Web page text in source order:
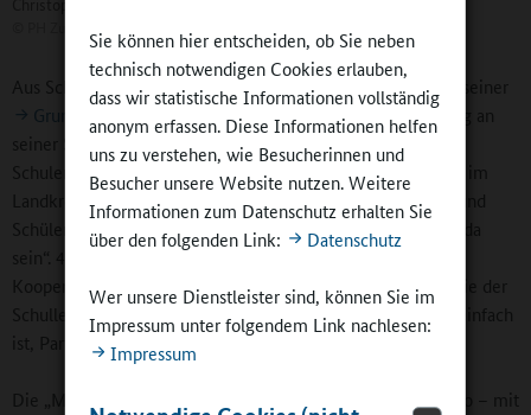
Sie können hier entscheiden, ob Sie neben
technisch notwendigen Cookies erlauben,
dass wir statistische Informationen vollständig
anonym erfassen. Diese Informationen helfen
uns zu verstehen, wie Besucherinnen und
Besucher unsere Website nutzen. Weitere
Informationen zum Datenschutz erhalten Sie
über den folgenden Link:
Datenschutz
Wer unsere Dienstleister sind, können Sie im
Impressum unter folgendem Link nachlesen:
Impressum
Aus Schulsicht berichtete Schulleiter Christoph Schieb von seiner
Grundschule Bad Münder , wie der teilgebundene Ganztag an
seiner Schule als Impulsgeber für eine demokratische
Schulentwicklung gewirkt hat. An der Ganztagsgrundschule im
Landkreis Hameln-Pyrmont lernen rund 300 Schülerinnen und
Schüler unter dem Motto „Miteinander lernen, füreinander da
sein“. 40 Lehrkräfte, pädagogische Fachkräfte und
Kooperationspartner arbeiten mit den Kindern, wobei es, wie der
Schulleiter einräumte, „in unserem ländlichen Raum nicht einfach
ist, Partner zu finden.“
Die „Musikalische Grundschule“, Medien wie Film und Radio – mit